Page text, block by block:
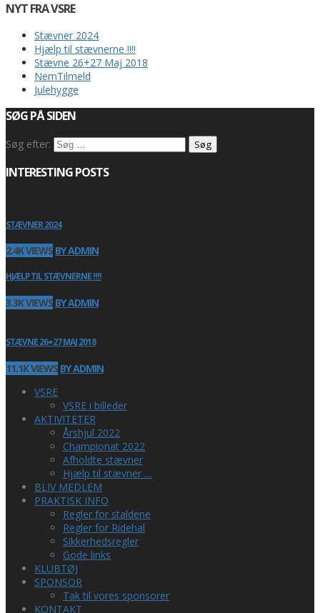
NYT FRA VSRE
Stævner 2024
Hjælp til stævnerne !!!!
Stævne 26+27 Maj 2018
NemTilmeld
Julehygge
SØG PÅ SIDEN
Søg efter:
INTERESTING POSTS
STÆVNER 2024
2.4K VIEWS BY ADMIN
HJÆLP TIL STÆVNERNE !!!!
3.3K VIEWS BY ADMIN
STÆVNE 26+27 MAJ 2018
11.1K VIEWS BY ADMIN
VSRE
VSRE i billeder
AKTIVITETER
Årshjul 2022
Championat 2022
Afholdte stævner
Hjælp til stævner …
BLIV MEDLEM
PRAKTISK INFO
Regler for staldene
Regler for Ridehal
Sikkerhedsregler
Gode links
KLUBTØJ
SPONSOR
Tak til vores sponsorer
KONTAKT